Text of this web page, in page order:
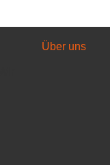
Über uns